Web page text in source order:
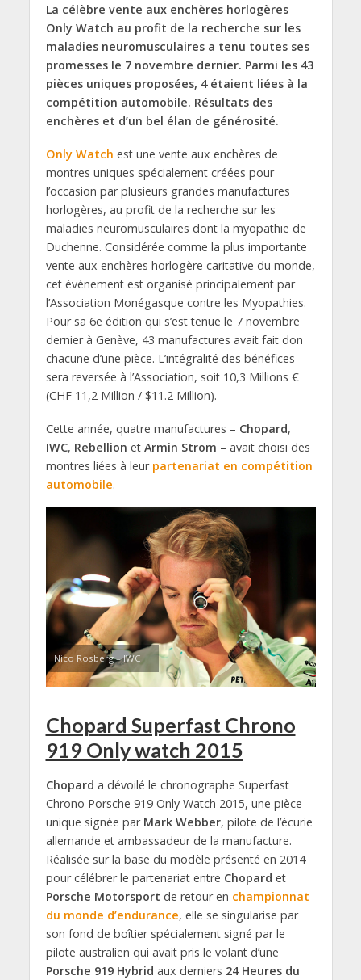
La célèbre vente aux enchères horlogères
Only Watch au profit de la recherche sur les
maladies neuromusculaires a tenu toutes ses
promesses le 7 novembre dernier. Parmi les 43
pièces uniques proposées, 4 étaient liées à la
compétition automobile. Résultats des
enchères et d’un bel élan de générosité.
Only Watch est une vente aux enchères de
montres uniques spécialement créées pour
l’occasion par plusieurs grandes manufactures
horlogères, au profit de la recherche sur les
maladies neuromusculaires dont la myopathie de
Duchenne. Considérée comme la plus importante
vente aux enchères horlogère caritative du monde,
cet événement est organisé principalement par
l’Association Monégasque contre les Myopathies.
Pour sa 6e édition qui s’est tenue le 7 novembre
dernier à Genève, 43 manufactures avait fait don
chacune d’une pièce. L’intégralité des bénéfices
sera reversée à l’Association, soit 10,3 Millions €
(CHF 11,2 Million / $11.2 Million).
Cette année, quatre manufactures – Chopard,
IWC, Rebellion et Armin Strom – avait choisi des
montres liées à leur partenariat en compétition
automobile.
Nico Rosberg – IWC
Chopard Superfast Chrono
919 Only watch 2015
Chopard a dévoilé le chronographe Superfast
Chrono Porsche 919 Only Watch 2015, une pièce
unique signée par Mark Webber, pilote de l’écurie
allemande et ambassadeur de la manufacture.
Réalisée sur la base du modèle présenté en 2014
pour célébrer le partenariat entre Chopard et
Porsche Motorsport de retour en championnat
du monde d’endurance, elle se singularise par
son fond de boîtier spécialement signé par le
pilote australien qui avait pris le volant d’une
Porsche 919 Hybrid aux derniers 24 Heures du